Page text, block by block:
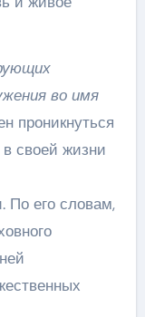
во имя
проникнуться
своей жизни
По его словам,